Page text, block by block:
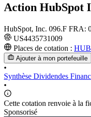
Action HubSpot
HubSpot, Inc. 096.F FRA:
US4435731009
Places de cotation :
Ajouter à mon portefeuille
•
Synthèse Dividendes
•
Cette cotation renvoie à la
Sponsorisé